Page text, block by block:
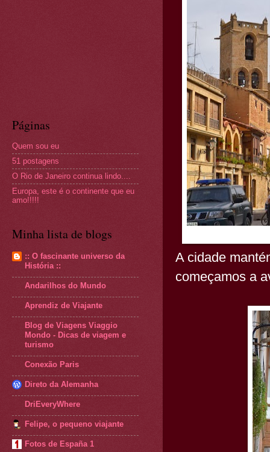
A cidade
começamos a
Páginas
Quem sou eu
51 postagens
O Rio de Janeiro continua lindo....
Europa, este é o continente que eu
amo!!!!!
Minha lista de blogs
:: O fascinante universo da
História ::
Andarilhos do Mundo
Aprendiz de Viajante
Blog de Viagens Viaggio
Mondo - Dicas de viagem e
turismo
Conexão Paris
Direto da Alemanha
DriEveryWhere
Felipe, o pequeno viajante
Fotos de España 1